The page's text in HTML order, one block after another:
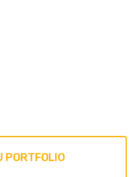
PORTFOLIO